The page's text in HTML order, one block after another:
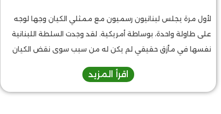
لأول مرة يجلس لبنانيون رسميون مع ممثلي الكيان وجها لوجه
على طاولة واحدة، بوساطة أمريكية. لقد وجدت السلطة اللبنانية
نفسها في مأزق حقيقي لم يكن له من سبب سوى نقض الكيان
الذي دخل حيز التنفيذ يوم 27 نوفمبر 2025.
اقرأ المزيد